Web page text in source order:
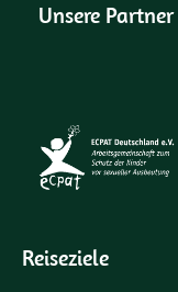
Unsere Partner
Reiseziele